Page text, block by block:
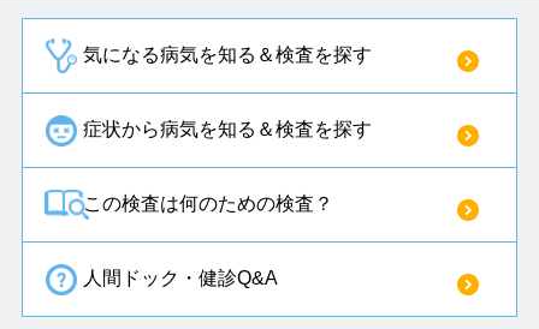
気になる病気を知る＆検査を探す
症状から病気を知る＆検査を探す
この検査は何のための検査？
人間ドック・健診Q&A